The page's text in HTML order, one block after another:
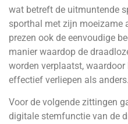
wat betreft de uitmuntende
sporthal met zijn moeizame
prezen ook de eenvoudige
manier waardop de
worden verplaatst,
effectief verliepen als anders.
Voor de volgende zittingen
digitale stemfunctie van de